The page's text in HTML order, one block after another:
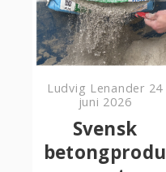
Ludvig Lenander 24
juni 2026
Svensk
betongprodu